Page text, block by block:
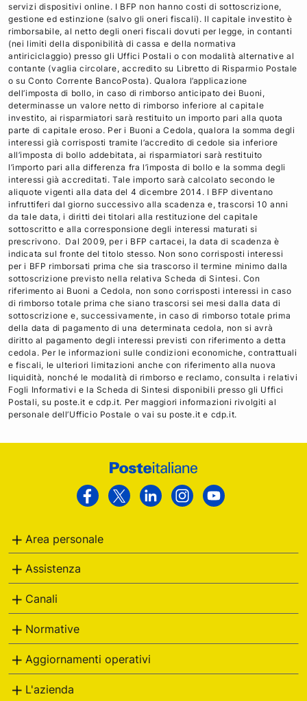
servizi dispositivi online. I BFP non hanno costi di sottoscrizione,
gestione ed estinzione (salvo gli oneri fiscali). Il capitale investito è
rimborsabile, al netto degli oneri fiscali dovuti per legge, in contanti
(nei limiti della disponibilità di cassa e della normativa
antiriciclaggio) presso gli Uffici Postali o con modalità alternative al
contante (vaglia circolare, accredito su Libretto di Risparmio Postale
o su Conto Corrente BancoPosta). Qualora l’applicazione
dell’imposta di bollo, in caso di rimborso anticipato dei Buoni,
determinasse un valore netto di rimborso inferiore al capitale
investito, ai risparmiatori sarà restituito un importo pari alla quota
parte di capitale eroso. Per i Buoni a Cedola, qualora la somma degli
interessi già corrisposti tramite l’accredito di cedole sia inferiore
all’imposta di bollo addebitata, ai risparmiatori sarà restituito
l’importo pari alla differenza fra l’imposta di bollo e la somma degli
interessi già accreditati. Tale importo sarà calcolato secondo le
aliquote vigenti alla data del 4 dicembre 2014. I BFP diventano
infruttiferi dal giorno successivo alla scadenza e, trascorsi 10 anni
da tale data, i diritti dei titolari alla restituzione del capitale
sottoscritto e alla corresponsione degli interessi maturati si
prescrivono. Dal 2009, per i BFP cartacei, la data di scadenza è
indicata sul fronte del titolo stesso. Non sono corrisposti interessi
per i BFP rimborsati prima che sia trascorso il termine minimo dalla
sottoscrizione previsto nella relativa Scheda di Sintesi. Con
riferimento ai Buoni a Cedola, non sono corrisposti interessi in caso
di rimborso totale prima che siano trascorsi sei mesi dalla data di
sottoscrizione e, successivamente, in caso di rimborso totale prima
della data di pagamento di una determinata cedola, non si avrà
diritto al pagamento degli interessi previsti con riferimento a detta
cedola. Per le informazioni sulle condizioni economiche, contrattuali
e fiscali, le ulteriori limitazioni anche con riferimento alla nuova
liquidità, nonché le modalità di rimborso e reclamo, consulta i relativi
Fogli Informativi e la Scheda di Sintesi disponibili presso gli Uffici
Postali, su poste.it e cdp.it. Per maggiori informazioni rivolgiti al
personale dell’Ufficio Postale o vai su poste.it e cdp.it.
Facebook
Twitter LinkedinInstagram
Area personale
Assistenza
Canali
Normative
Aggiornamenti operativi
L'azienda